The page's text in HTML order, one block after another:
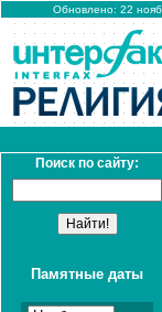
Обновлено: 22
Поиск по сайту:
Памятные даты